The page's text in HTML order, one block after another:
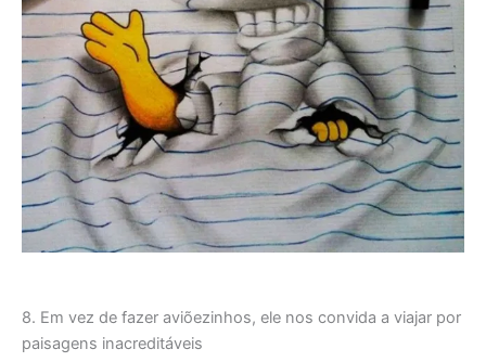
8. Em vez de fazer aviõezinhos, ele nos convida a viajar por
paisagens inacreditáveis